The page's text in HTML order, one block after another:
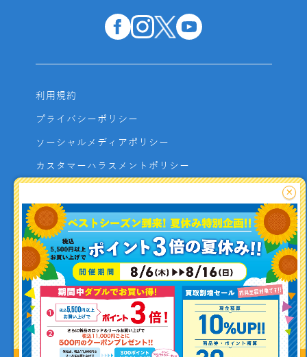
釣り情報を
投稿する
利用規約
プライバシーポリシー
ソーシャルメディアポリシー
カスタマーハラスメントポリシー
よくあるご質問
お問い合わせ
利用者資金の保全方法
×